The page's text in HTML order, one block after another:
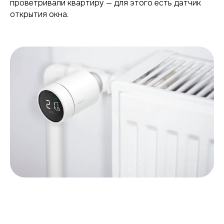
проветривали квартиру — для этого есть датчик
открытия окна.